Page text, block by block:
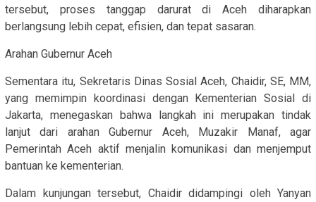
tersebut, proses tanggap darurat di Aceh diharapkan
berlangsung lebih cepat, efisien, dan tepat sasaran.
Arahan Gubernur Aceh
Sementara itu, Sekretaris Dinas Sosial Aceh, Chaidir, SE, MM,
yang memimpin koordinasi dengan Kementerian Sosial di
Jakarta, menegaskan bahwa langkah ini merupakan tindak
lanjut dari arahan Gubernur Aceh, Muzakir Manaf, agar
Pemerintah Aceh aktif menjalin komunikasi dan menjemput
bantuan ke kementerian.
Dalam kunjungan tersebut, Chaidir didampingi oleh Yanyan